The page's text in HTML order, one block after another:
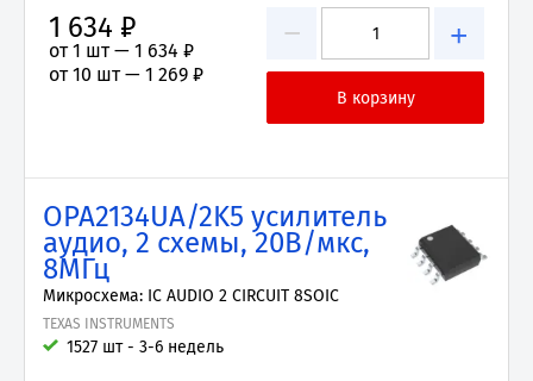
− +
1 634 ₽
от 1 шт — 1 634 ₽
от 10 шт — 1 269 ₽
OPA2134UA/2K5 усилитель
аудио, 2 схемы, 20В/мкс,
8МГц
Микросхема: IC AUDIO 2 CIRCUIT 8SOIC
TEXAS INSTRUMENTS
1527 шт - 3-6 недель